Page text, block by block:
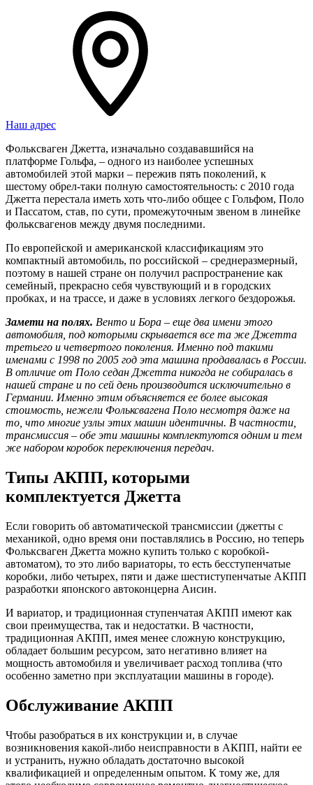
Наш адрес
Фольксваген Джетта, изначально создававшийся на
платформе Гольфа, – одного из наиболее успешных
автомобилей этой марки – пережив пять поколений, к
шестому обрел-таки полную самостоятельность: с 2010 года
Джетта перестала иметь хоть что-либо общее с Гольфом, Поло
и Пассатом, став, по сути, промежуточным звеном в линейке
фольксвагенов между двумя последними.
По европейской и американской классификациям это
компактный автомобиль, по российской – среднеразмерный,
поэтому в нашей стране он получил распространение как
семейный, прекрасно себя чувствующий и в городских
пробках, и на трассе, и даже в условиях легкого бездорожья.
Замети на полях. Венто и Бора – еще два имени этого
автомобиля, под которыми скрывается все та же Джетта
третьего и четвертого поколения. Именно под такими
именами с 1998 по 2005 год эта машина продавалась в России.
В отличие от Поло седан Джетта никогда не собиралась в
нашей стране и по сей день производится исключительно в
Германии. Именно этим объясняется ее более высокая
стоимость, нежели Фольксвагена Поло несмотря даже на
то, что многие узлы этих машин идентичны. В частности,
трансмиссия – обе эти машины комплектуются одним и тем
же набором коробок переключения передач.
Типы АКПП, которыми
комплектуется Джетта
Если говорить об автоматической трансмиссии (джетты с
механикой, одно время они поставлялись в Россию, но теперь
Фольксваген Джетта можно купить только с коробкой-
автоматом), то это либо вариаторы, то есть бесступенчатые
коробки, либо четырех, пяти и даже шестиступенчатые АКПП
разработки японского автоконцерна Аисин.
И вариатор, и традиционная ступенчатая АКПП имеют как
свои преимущества, так и недостатки. В частности,
традиционная АКПП, имея менее сложную конструкцию,
обладает большим ресурсом, зато негативно влияет на
мощность автомобиля и увеличивает расход топлива (что
особенно заметно при эксплуатации машины в городе).
Обслуживание АКПП
Чтобы разобраться в их конструкции и, в случае
возникновения какой-либо неисправности в АКПП, найти ее
и устранить, нужно обладать достаточно высокой
квалификацией и определенным опытом. К тому же, для